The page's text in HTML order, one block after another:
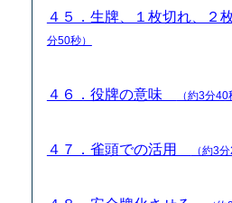
４５．生牌、１枚切れ、２
分50秒）
４６．役牌の意味 （約3分40
４７．雀頭での活用 （約3